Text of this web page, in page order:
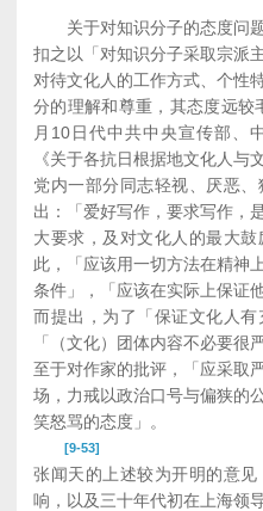
关于对知识分子的态度问题
扣之以「对知识分子采取宗派
对待文化人的工作方式、个性
分的理解和尊重，其态度远
月10日代中共中央宣传部、
《关于各抗日根据地文化人与
党内一部分同志轻视、厌恶
出：「爱好写作，要求写作，
大要求，及对文化人的最大
此，「应该用一切方法在精神
条件」，「应该在实际上保证
而提出，为了「保证文化人有
「（文化）团体内容不必要很
至于对作家的批评，「应采取
场，力戒以政治口号与偏狭的
笑怒骂的态度」。
[9-53]
张闻天的上述较为开明的意
响，以及三十年代初在上海领